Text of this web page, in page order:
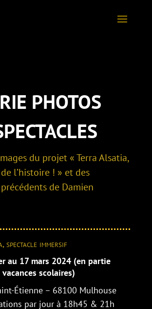
PHOTOS
du projet « Terra Alsatia,
l’histoire ! » et des
de Damien
spectacle immersif
au 17 mars 2024 (en partie
scolaires)
Étienne – 68100 Mulhouse
par jour à 18h45 & 21h